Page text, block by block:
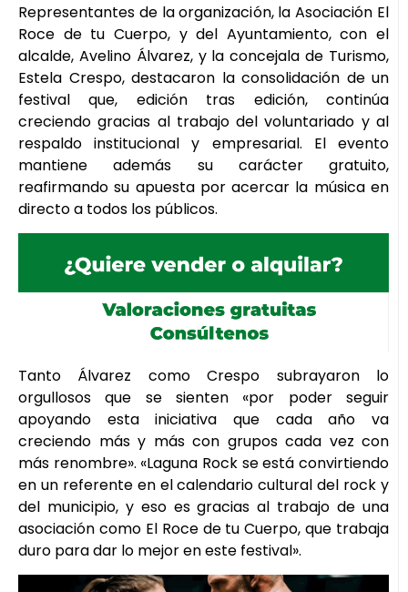
Representantes de la organización, la Asociación El
Roce de tu Cuerpo, y del Ayuntamiento, con el
alcalde, Avelino Álvarez, y la concejala de Turismo,
Estela Crespo, destacaron la consolidación de un
festival que, edición tras edición, continúa
creciendo gracias al trabajo del voluntariado y al
respaldo institucional y empresarial. El evento
mantiene además su carácter gratuito,
reafirmando su apuesta por acercar la música en
directo a todos los públicos.
Tanto Álvarez como Crespo subrayaron lo
orgullosos que se sienten «por poder seguir
apoyando esta iniciativa que cada año va
creciendo más y más con grupos cada vez con
más renombre». «Laguna Rock se está convirtiendo
en un referente en el calendario cultural del rock y
del municipio, y eso es gracias al trabajo de una
asociación como El Roce de tu Cuerpo, que trabaja
duro para dar lo mejor en este festival».